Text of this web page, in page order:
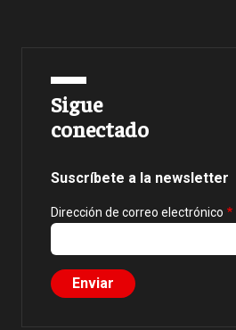
Sigue
conectado
Suscríbete a la newsletter
Dirección de correo electrónico